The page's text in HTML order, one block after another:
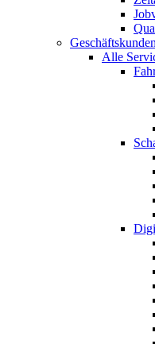
Geschäftskunden
Alle